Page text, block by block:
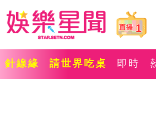
1
針線緣 請世界吃桌 即時